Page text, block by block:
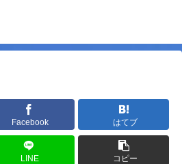
Facebook はてブ
LINE コピー